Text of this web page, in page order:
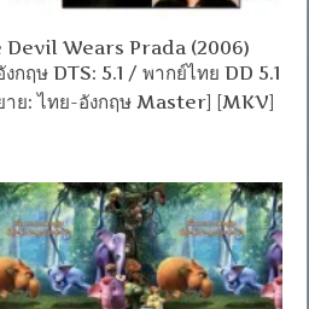
Devil Wears Prada (2006)
กฤษ DTS: 5.1 / พากย์ไทย DD 5.1
ย: ไทย-อังกฤษ Master] [MKV]